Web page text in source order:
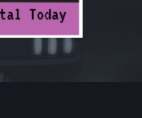
Sholat Jum’at